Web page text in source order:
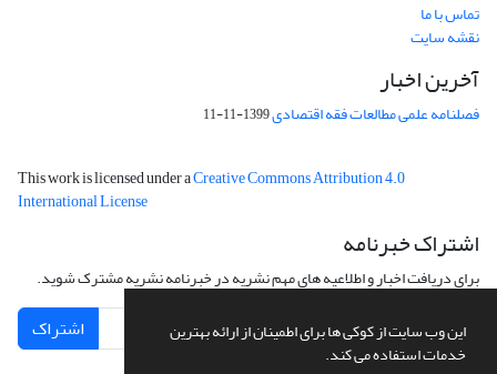
این وب سایت از کوکی ها برای اطمینان از ارائه بهترین
خدمات استفاده می کند.
تماس با ما
نقشه سایت
آخرین اخبار
فصلنامه علمی مطالعات فقه اقتصادی1399-11-11
This work is licensed under aCreative Commons Attribution 4.0
International License
اشتراک خبرنامه
برای دریافت اخبار و اطلاعیه های مهم نشریه در خبرنامه نشریه مشترک شوید.
اشتراک